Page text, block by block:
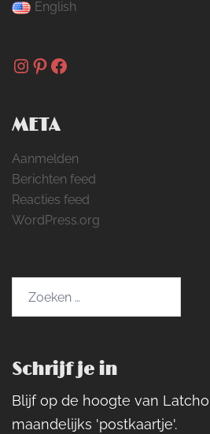
English
Instagram
Pinterest
Facebook
META
Aanmelden
Berichten feed
Reacties feed
WordPress.org
Schrijf je in
Blijf op de hoogte van
maandelijks 'postkaartje'.